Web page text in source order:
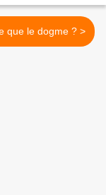
Qu'est-ce que le dogme ? >